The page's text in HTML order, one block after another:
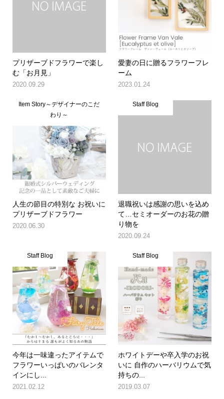
プリザーブドフラワーで楽し
む「お月見」
2020.09.29
愛妻の日に贈るフラワーフレ
ーム
2023.01.24
Item Story～デザイナーのこだ
わり～
人生の節目の特別な お祝いに
プリザーブドフラワー
2020.06.30
Staff Blog
退職祝いは感謝の思いを込め
て…セミオーダーのお花の贈
り物を
2020.09.24
Staff Blog
今年は一味違ったアイテムで
フラワーいっぱいのバレンタ
インにし...
2021.02.12
Staff Blog
ホワイトデーや卒入学のお祝
いに 自作のハーバリウムで気
持ちの...
2019.03.07